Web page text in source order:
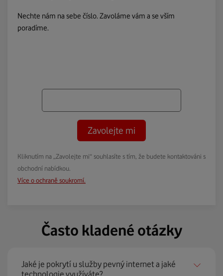
Nechte nám na sebe číslo. Zavoláme vám a se vším
poradíme.
Zavolejte mi
Kliknutím na „Zavolejte mi“ souhlasíte s tím, že budete kontaktováni s
obchodní nabídkou.
Více o ochraně soukromí.
Často kladené otázky
Jaké je pokrytí u služby pevný internet a jaké
technologie využíváte?